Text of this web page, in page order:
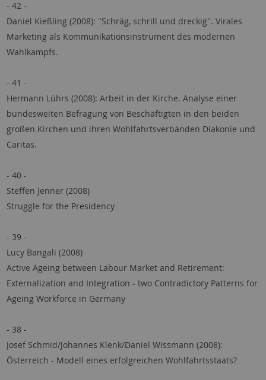
- 42 -
Daniel Kießling (2008): "Schräg, schrill und dreckig". Virales
Marketing als Kommunikationsinstrument des modernen
Wahlkampfs.
- 41 -
Hermann Lührs (2008): Arbeit in der Kirche. Analyse einer
bundesweiten Befragung von Beschäftigten in den beiden
großen Kirchen und ihren Wohlfahrtsverbänden Diakonie und
Caritas.
- 40 -
Steffen Jenner (2008)
Struggle for the Presidency
- 39 -
Lucy Bangali (2008)
Active Ageing between Labour Market and Retirement:
Externalization and Integration - two Contradictory Patterns for
Ageing Workforce in Germany
- 38 -
Josef Schmid/Johannes Klenk/Daniel Wissmann (2008):
Österreich - Modell eines erfolgreichen Wohlfahrtsstaats?